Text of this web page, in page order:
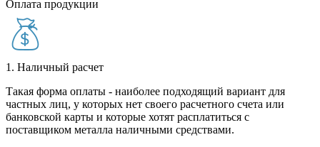
Оплата продукции
1. Наличный расчет
Такая форма оплаты - наиболее подходящий вариант для
частных лиц, у которых нет своего расчетного счета или
банковской карты и которые хотят расплатиться с
поставщиком металла наличными средствами.